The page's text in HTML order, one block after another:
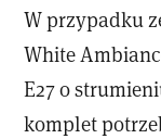
W przypadku
White
E27 o
komplet